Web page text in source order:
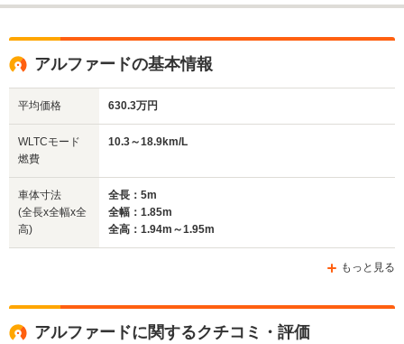
アルファードの基本情報
平均価格 630.3万円
WLTCモード
燃費
10.3～18.9km/L
車体寸法
(全長x全幅x全
高)
全長：5m
全幅：1.85m
全高：1.94m～1.95m
もっと見る
アルファードに関するクチコミ・評価